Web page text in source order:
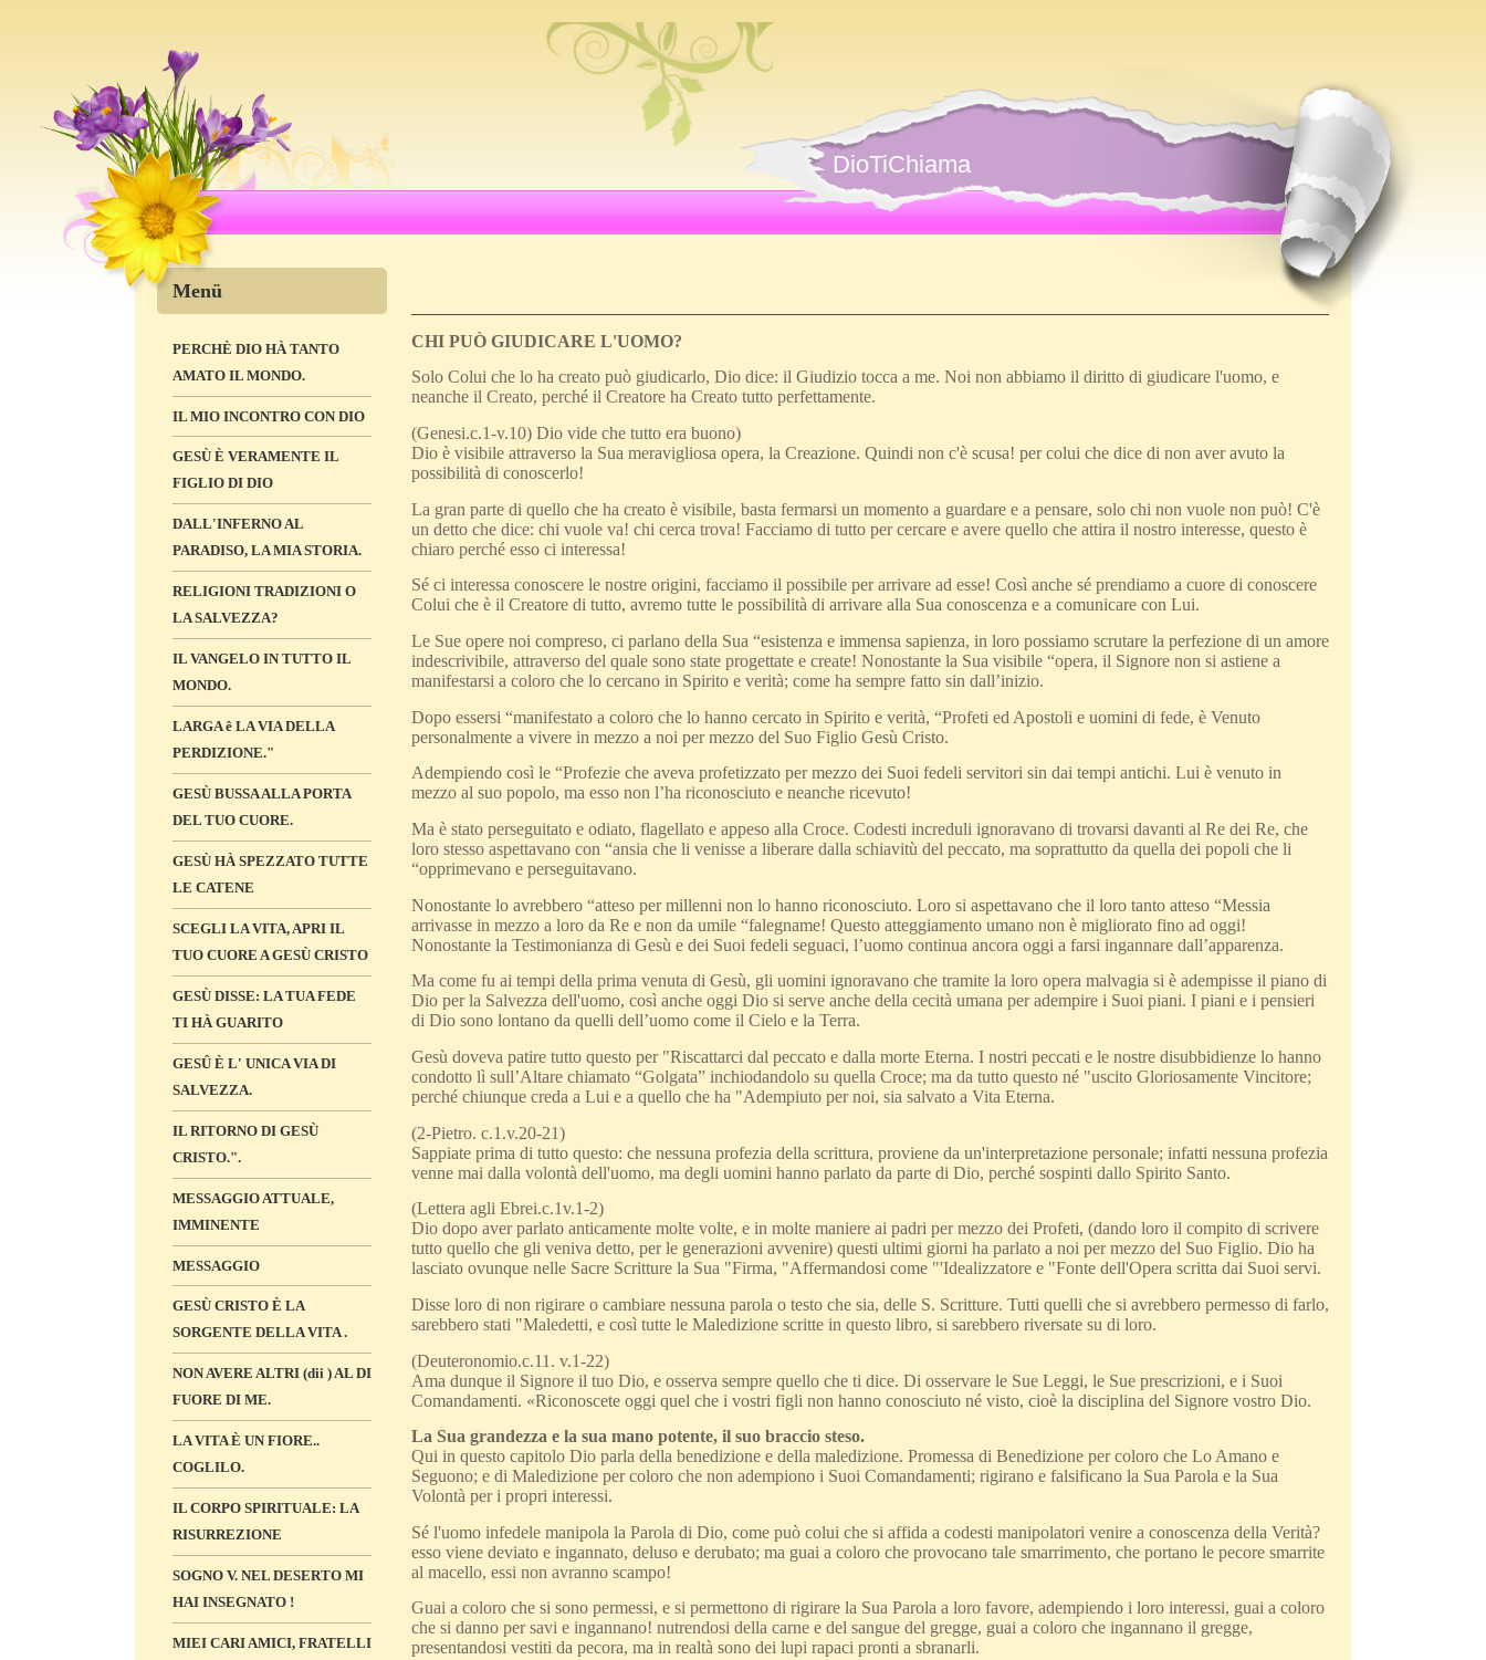
DioTiChiama
Menü
PERCHÈ DIO HÀ TANTO
AMATO IL MONDO.
IL MIO INCONTRO CON DIO
GESÙ È VERAMENTE IL
FIGLIO DI DIO
DALL'INFERNO AL
PARADISO, LA MIA STORIA.
RELIGIONI TRADIZIONI O
LA SALVEZZA?
IL VANGELO IN TUTTO IL
MONDO.
LARGA ê LA VIA DELLA
PERDIZIONE."
GESÙ BUSSA ALLA PORTA
DEL TUO CUORE.
GESÙ HÀ SPEZZATO TUTTE
LE CATENE
SCEGLI LA VITA, APRI IL
TUO CUORE A GESÙ CRISTO
GESÙ DISSE: LA TUA FEDE
TI HÀ GUARITO
GESÛ È L' UNICA VIA DI
SALVEZZA.
IL RITORNO DI GESÙ
CRISTO.".
MESSAGGIO ATTUALE,
IMMINENTE
MESSAGGIO
GESÙ CRISTO È LA
SORGENTE DELLA VITA .
NON AVERE ALTRI (dii ) AL DI
FUORE DI ME.
LA VITA È UN FIORE..
COGLILO.
IL CORPO SPIRITUALE: LA
RISURREZIONE
SOGNO V. NEL DESERTO MI
HAI INSEGNATO !
MIEI CARI AMICI, FRATELLI
CHI PUÒ GIUDICARE L'UOMO?
Solo Colui che lo ha creato può giudicarlo, Dio dice: il Giudizio tocca a me. Noi non abbiamo il diritto di giudicare l'uomo, e
neanche il Creato, perché il Creatore ha Creato tutto perfettamente.
(Genesi.c.1-v.10) Dio vide che tutto era buono)
Dio è visibile attraverso la Sua meravigliosa opera, la Creazione. Quindi non c'è scusa! per colui che dice di non aver avuto la
possibilità di conoscerlo!
La gran parte di quello che ha creato è visibile, basta fermarsi un momento a guardare e a pensare, solo chi non vuole non può! C'è
un detto che dice: chi vuole va! chi cerca trova! Facciamo di tutto per cercare e avere quello che attira il nostro interesse, questo è
chiaro perché esso ci interessa!
Sé ci interessa conoscere le nostre origini, facciamo il possibile per arrivare ad esse! Così anche sé prendiamo a cuore di conoscere
Colui che è il Creatore di tutto, avremo tutte le possibilità di arrivare alla Sua conoscenza e a comunicare con Lui.
Le Sue opere noi compreso, ci parlano della Sua “esistenza e immensa sapienza, in loro possiamo scrutare la perfezione di un amore
indescrivibile, attraverso del quale sono state progettate e create! Nonostante la Sua visibile “opera, il Signore non si astiene a
manifestarsi a coloro che lo cercano in Spirito e verità; come ha sempre fatto sin dall’inizio.
Dopo essersi “manifestato a coloro che lo hanno cercato in Spirito e verità, “Profeti ed Apostoli e uomini di fede, è Venuto
personalmente a vivere in mezzo a noi per mezzo del Suo Figlio Gesù Cristo.
Adempiendo così le “Profezie che aveva profetizzato per mezzo dei Suoi fedeli servitori sin dai tempi antichi. Lui è venuto in
mezzo al suo popolo, ma esso non l’ha riconosciuto e neanche ricevuto!
Ma è stato perseguitato e odiato, flagellato e appeso alla Croce. Codesti increduli ignoravano di trovarsi davanti al Re dei Re, che
loro stesso aspettavano con “ansia che li venisse a liberare dalla schiavitù del peccato, ma soprattutto da quella dei popoli che li
“opprimevano e perseguitavano.
Nonostante lo avrebbero “atteso per millenni non lo hanno riconosciuto. Loro si aspettavano che il loro tanto atteso “Messia
arrivasse in mezzo a loro da Re e non da umile “falegname! Questo atteggiamento umano non è migliorato fino ad oggi!
Nonostante la Testimonianza di Gesù e dei Suoi fedeli seguaci, l’uomo continua ancora oggi a farsi ingannare dall’apparenza.
Ma come fu ai tempi della prima venuta di Gesù, gli uomini ignoravano che tramite la loro opera malvagia si è adempisse il piano di
Dio per la Salvezza dell'uomo, così anche oggi Dio si serve anche della cecità umana per adempire i Suoi piani. I piani e i pensieri
di Dio sono lontano da quelli dell’uomo come il Cielo e la Terra.
Gesù doveva patire tutto questo per "Riscattarci dal peccato e dalla morte Eterna. I nostri peccati e le nostre disubbidienze lo hanno
condotto lì sull’Altare chiamato “Golgata” inchiodandolo su quella Croce; ma da tutto questo né "uscito Gloriosamente Vincitore;
perché chiunque creda a Lui e a quello che ha "Adempiuto per noi, sia salvato a Vita Eterna.
(2-Pietro. c.1.v.20-21)
Sappiate prima di tutto questo: che nessuna profezia della scrittura, proviene da un'interpretazione personale; infatti nessuna profezia
venne mai dalla volontà dell'uomo, ma degli uomini hanno parlato da parte di Dio, perché sospinti dallo Spirito Santo.
(Lettera agli Ebrei.c.1v.1-2)
Dio dopo aver parlato anticamente molte volte, e in molte maniere ai padri per mezzo dei Profeti, (dando loro il compito di scrivere
tutto quello che gli veniva detto, per le generazioni avvenire) questi ultimi giorni ha parlato a noi per mezzo del Suo Figlio. Dio ha
lasciato ovunque nelle Sacre Scritture la Sua "Firma, "Affermandosi come "'Idealizzatore e "Fonte dell'Opera scritta dai Suoi servi.
Disse loro di non rigirare o cambiare nessuna parola o testo che sia, delle S. Scritture. Tutti quelli che si avrebbero permesso di farlo,
sarebbero stati "Maledetti, e così tutte le Maledizione scritte in questo libro, si sarebbero riversate su di loro.
(Deuteronomio.c.11. v.1-22)
Ama dunque il Signore il tuo Dio, e osserva sempre quello che ti dice. Di osservare le Sue Leggi, le Sue prescrizioni, e i Suoi
Comandamenti. «Riconoscete oggi quel che i vostri figli non hanno conosciuto né visto, cioè la disciplina del Signore vostro Dio.
La Sua grandezza e la sua mano potente, il suo braccio steso.
Qui in questo capitolo Dio parla della benedizione e della maledizione. Promessa di Benedizione per coloro che Lo Amano e
Seguono; e di Maledizione per coloro che non adempiono i Suoi Comandamenti; rigirano e falsificano la Sua Parola e la Sua
Volontà per i propri interessi.
Sé l'uomo infedele manipola la Parola di Dio, come può colui che si affida a codesti manipolatori venire a conoscenza della Verità?
esso viene deviato e ingannato, deluso e derubato; ma guai a coloro che provocano tale smarrimento, che portano le pecore smarrite
al macello, essi non avranno scampo!
Guai a coloro che si sono permessi, e si permettono di rigirare la Sua Parola a loro favore, adempiendo i loro interessi, guai a coloro
che si danno per savi e ingannano! nutrendosi della carne e del sangue del gregge, guai a coloro che ingannano il gregge,
presentandosi vestiti da pecora, ma in realtà sono dei lupi rapaci pronti a sbranarli.